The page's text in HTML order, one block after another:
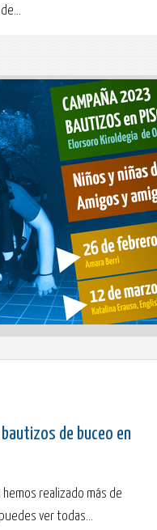
de buceo en
realizado más de
ver todas...